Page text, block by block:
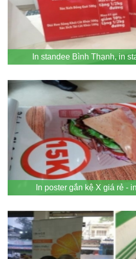
In standee Bình Thạnh, in
In poster gắn kệ X giá rẻ -